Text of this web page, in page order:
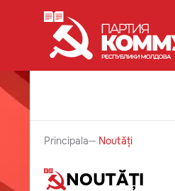
Principala Noutăți
NOUTĂȚI